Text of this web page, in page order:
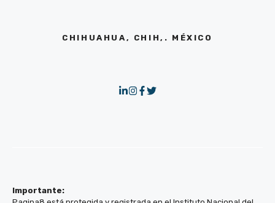
CHIHUAHUA, CHIH,. MÉXICO
Importante: